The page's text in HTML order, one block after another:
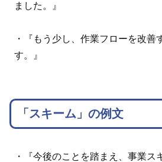
ました。』
・『もう少し、作業フローを改善
す。』
「スキーム」の例文
・『今後のことを踏まえ、事業ス